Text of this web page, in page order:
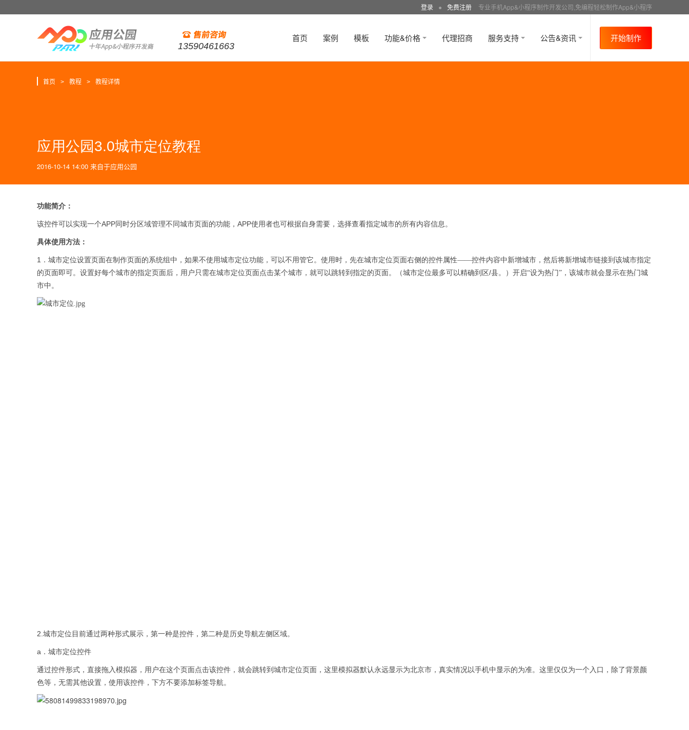
登录 ● 免费注册 专业手机App&小程序制作开发公司,免编程轻松制作App&小程序
13590461663
首页 案例 模板 功能&价格 代理招商 服务支持 公告&资讯 开始制作
首页 > 教程 > 教程详情
应用公园3.0城市定位教程
2016-10-14 14:00 来自于应用公园
功能简介：
该控件可以实现一个APP 同时分区域管理不同城市页面的功能， APP使用者也可根据自身需要，选择查看指定城市的所有内容信息。
具体使用方法：
1 ．城市定位设置页面在制作页面的系统组中，如果不使用城市定位功能，可以不用管它。使用时，先在城市定位页面右侧的控件属性——控件内容中新增城市，然后将新增城市链接到该城市指定
的页面即可。设置好每个城市的指定页面后，用户只需在城市定位页面点击某个城市，就可以跳转到指定的页面。（城市定位最多可以精确到区/县。）开启“设为热门”，该城市就会显示在热门城
市中。
2. 城市定位目前通过两种形式展示，第一种是控件，第二种是历史导航左侧区域。
a ．城市定位控件
通过控件形式，直接拖入模拟器，用户在这个页面点击该控件，就会跳转到城市定位页面，这里模拟器默认永远显示为北京市，真实情况以手机中显示的为准。这里仅仅为一个入口，除了背景颜
色等，无需其他设置，使用该控件， 下方不要添加标签导航。